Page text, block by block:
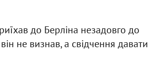
до Берліна незадовго до
не визнав, а свідчення давати